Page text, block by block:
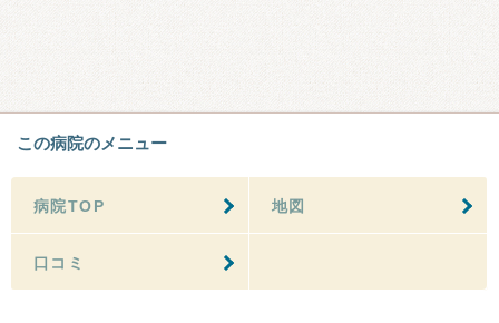
この病院のメニュー
病院TOP 地図
口コミ